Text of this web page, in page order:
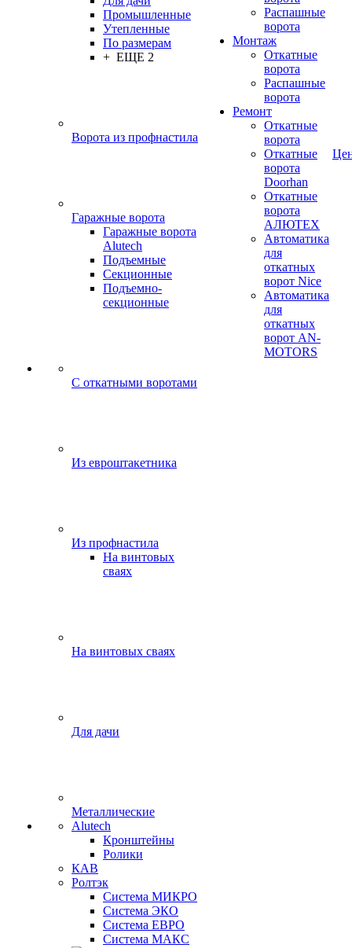
Промышленные
Утепленные
По размерам
+ ЕЩЕ 2
Ворота из профнастила
Гаражные ворота
Гаражные ворота
Alutech
Подъемные
Секционные
Подъемно-
секционные
C откатными воротами
Из евроштакетника
Из профнастила
На винтовых
сваях
На винтовых сваях
Для дачи
Металлические
Alutech
Кронштейны
Ролики
КАВ
Ролтэк
Система МИКРО
Система ЭКО
Система ЕВРО
Система МАКС
Распашные
ворота
Монтаж
Откатные
ворота
Распашные
ворота
Ремонт
Откатные
ворота
Откатные
ворота
Doorhan
Откатные
ворота
АЛЮТЕХ
Автоматика
для
откатных
ворот Nice
Автоматика
для
откатных
ворот AN-
MOTORS